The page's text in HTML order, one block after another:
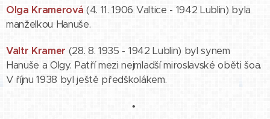
Olga Kramerová (4. 11. 1906 Valtice - 1942 Lublin) byla
manželkou Hanuše.
Valtr Kramer (28. 8. 1935 - 1942 Lublin) byl synem
Hanuše a Olgy. Patří mezi nejmladší miroslavské oběti šoa.
V říjnu 1938 byl ještě předškolákem.
•